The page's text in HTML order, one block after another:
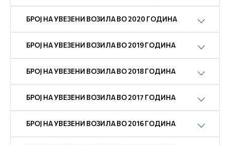
БРОЈ НА УВЕЗЕНИ ВОЗИЛА ВО 2020 ГОДИНА
БРОЈ НА УВЕЗЕНИ ВОЗИЛА ВО 2019 ГОДИНА
БРОЈ НА УВЕЗЕНИ ВОЗИЛА ВО 2018 ГОДИНА
БРОЈ НА УВЕЗЕНИ ВОЗИЛА ВО 2017 ГОДИНА
БРОЈ НА УВЕЗЕНИ ВОЗИЛА ВО 2016 ГОДИНА